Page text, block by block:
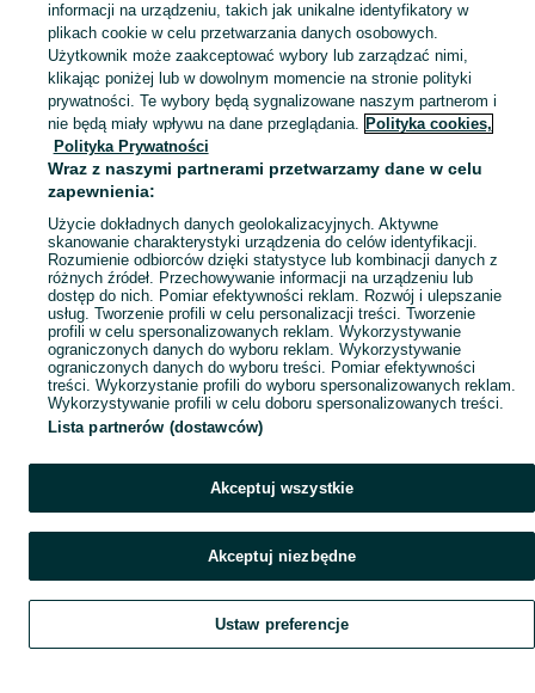
Sprzedaż artykułów do domu i ogrodu Kielce ▶️ Szeroki wybór modeli i materiałów ✅ Nowe i używane w atrakcyjnych cenach ☝ Sprawdź oferty na OLX.pl!
Mapa kategorii
Mapa miejscowości
Mapa ministron
Popularne wyszukiwania
Szukaj Obserwujesz Dodaj Czat Konto
informacji na urządzeniu, takich jak unikalne identyfikatory w
plikach cookie w celu przetwarzania danych osobowych.
Użytkownik może zaakceptować wybory lub zarządzać nimi,
klikając poniżej lub w dowolnym momencie na stronie polityki
prywatności. Te wybory będą sygnalizowane naszym partnerom i
nie będą miały wpływu na dane przeglądania. Polityka cookies,
Polityka Prywatności
Wraz z naszymi partnerami przetwarzamy dane w celu
zapewnienia:
Użycie dokładnych danych geolokalizacyjnych. Aktywne
skanowanie charakterystyki urządzenia do celów identyfikacji.
Rozumienie odbiorców dzięki statystyce lub kombinacji danych z
różnych źródeł. Przechowywanie informacji na urządzeniu lub
dostęp do nich. Pomiar efektywności reklam. Rozwój i ulepszanie
usług. Tworzenie profili w celu personalizacji treści. Tworzenie
profili w celu spersonalizowanych reklam. Wykorzystywanie
ograniczonych danych do wyboru reklam. Wykorzystywanie
ograniczonych danych do wyboru treści. Pomiar efektywności
treści. Wykorzystanie profili do wyboru spersonalizowanych reklam.
Wykorzystywanie profili w celu doboru spersonalizowanych treści.
Lista partnerów (dostawców)
Akceptuj wszystkie
Akceptuj niezbędne
Ustaw preferencje